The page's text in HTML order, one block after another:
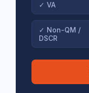
✓ VA
✓ Non-QM /
DSCR